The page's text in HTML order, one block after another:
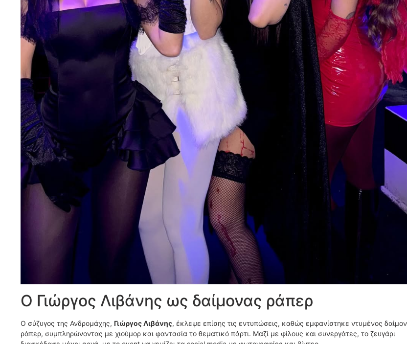
Ο Γιώργος Λιβάνης ως δαίμονας ράπερ
Ο σύζυγος της Ανδρομάχης, Γιώργος Λιβάνης, έκλεψε επίσης τις εντυπώσεις, καθώς εμφανίστηκε ντυμένος
ράπερ, συμπληρώνοντας με χιούμορ και φαντασία το θεματικό πάρτι. Μαζί με φίλους και συνεργάτες, το ζευγάρι